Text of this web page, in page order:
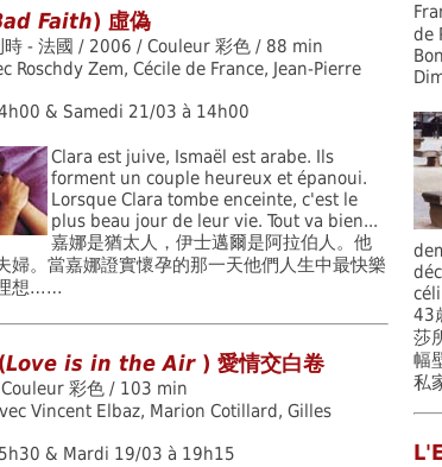
Faith) 虛偽
時 - 法國 / 2006 / Couleur 彩色 / 88 min
Roschdy Zem, Cécile de France, Jean-Pierre
& Samedi 21/03 à 14h00
Clara est juive, Ismaël est arabe. Ils
forment un couple heureux et épanoui.
Lorsque Clara tombe enceinte, c'est le
plus beau jour de leur vie. Tout va bien...
嘉娜是猶太人，伊士邁爾是阿拉伯人。他
婦。當嘉娜證實懷孕的那一天他們人生中最快樂
想……
Love is in the Air ) 愛情交白卷
彩色 / 103 min
Vincent Elbaz, Marion Cotillard, Gilles
& Mardi 19/03 à 19h15
de
43
莎
幅
私